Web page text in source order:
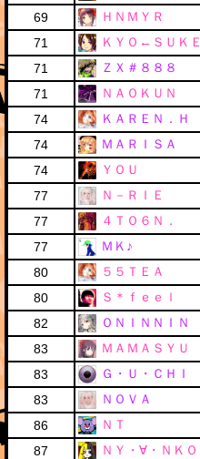
69
ＨＮＭＹＲ
71
ＫＹＯ←ＳＵＫＥ
71
ＺＸ＃８８８
71
ＮＡＯＫＵＮ
74
ＫＡＲＥＮ．Ｈ
74
ＭＡＲＩＳＡ
74
ＹＯＵ
77
Ｎ－ＲＩＥ
77
４ＴＯ６Ｎ．
77
ＭＫ♪
80
５５ＴＥＡ
80
Ｓ＊ｆｅｅｌ
82
ＯＮＩＮＮＩＮ
83
ＭＡＭＡＳＹＵ
83
Ｇ・Ｕ・ＣＨＩ
83
ＮＯＶＡ
86
ＮＴ
87
ＮＹ・∀・ＮＫＯ